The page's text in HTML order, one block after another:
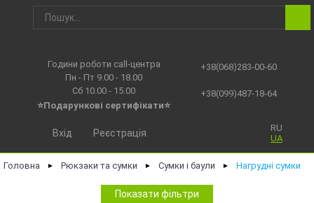
Години роботи call-центра
Пн - Пт 9.00 - 18.00
Сб 10.00 - 15.00
⭐Подарункові сертифікати⭐
+38(068)283-00-60
+38(099)487-18-64
RU
UA
Вхід Реєстрація
Головна ► Рюкзаки та сумки ► Сумки і баули ► Нагрудні сумки
Показати фільтри